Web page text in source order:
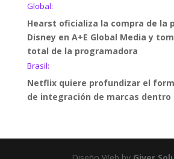
Global:
Hearst oficializa la compra de la
Disney en A+E Global Media y
total de la programadora
Brasil:
Netflix quiere profundizar el
de integración de marcas dentro